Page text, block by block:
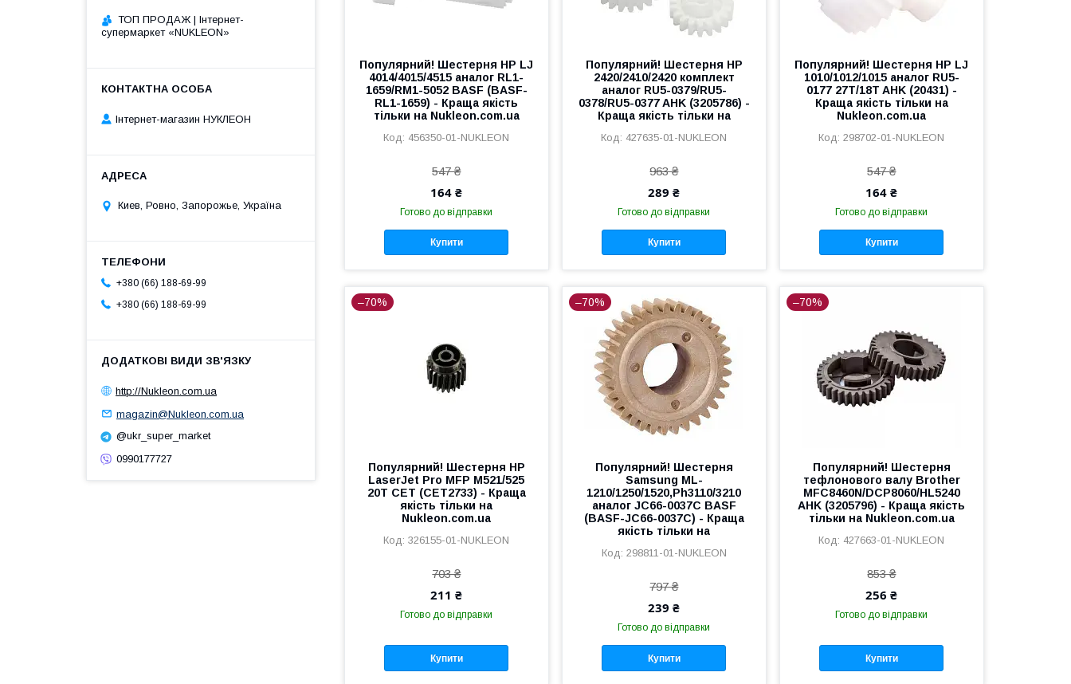
Популярний! Шестерня HP LJ
4014/4015/4515 аналог RL1-
1659/RM1-5052 BASF (BASF-
RL1-1659) - Краща якість
тільки на Nukleon.com.ua
456350-01-NUKLEON
547 ₴
164 ₴
Готово до відправки
Купити
Популярний! Шестерня HP
2420/2410/2420 комплект
аналог RU5-0379/RU5-
0378/RU5-0377 AHK (3205786) -
Краща якість тільки на
427635-01-NUKLEON
963 ₴
289 ₴
Готово до відправки
Купити
Популярний! Шестерня HP LJ
1010/1012/1015 аналог RU5-
0177 27T/18T AHK (20431) -
Краща якість тільки на
Nukleon.com.ua
298702-01-NUKLEON
547 ₴
164 ₴
Готово до відправки
Купити
–70%
Популярний! Шестерня HP
LaserJet Pro MFP M521/525
20Т CET (CET2733) - Краща
якість тільки на
Nukleon.com.ua
326155-01-NUKLEON
703 ₴
211 ₴
Готово до відправки
Купити
–70%
Популярний! Шестерня
Samsung ML-
1210/1250/1520,Ph3110/3210
аналог JC66-0037C BASF
(BASF-JC66-0037C) - Краща
якість тільки на
298811-01-NUKLEON
797 ₴
239 ₴
Готово до відправки
Купити
–70%
Популярний! Шестерня
тефлонового валу Brother
MFC8460N/DCP8060/HL5240
AHK (3205796) - Краща якість
тільки на Nukleon.com.ua
427663-01-NUKLEON
853 ₴
256 ₴
Готово до відправки
Купити
ТОП ПРОДАЖ | Інтернет-
супермаркет «NUKLEON»
Інтернет-магазин НУКЛЕОН
Киев, Ровно, Запорожье, Україна
+380 (66) 188-69-99
+380 (66) 188-69-99
http://Nukleon.com.ua
magazin@Nukleon.com.ua
@ukr_super_market
0990177727